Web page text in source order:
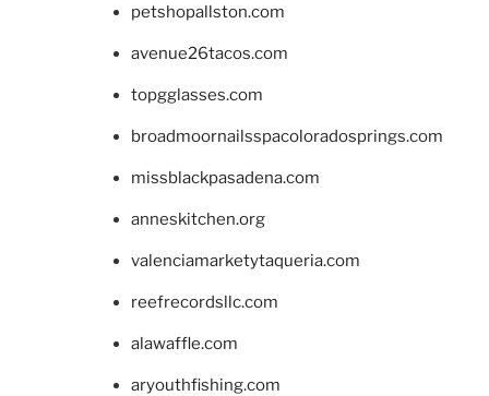
petshopallston.com
avenue26tacos.com
topgglasses.com
broadmoornailsspacoloradosprings.com
missblackpasadena.com
anneskitchen.org
valenciamarketytaqueria.com
reefrecordsllc.com
alawaffle.com
aryouthfishing.com